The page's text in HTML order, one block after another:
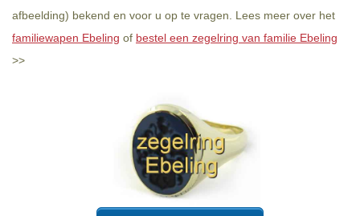
afbeelding) bekend en voor u op te vragen. Lees meer over het
familiewapen Ebeling of bestel een zegelring van familie Ebeling
>>